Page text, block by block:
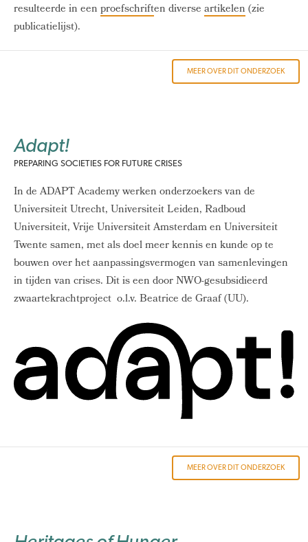
resulteerde in eenproefschriften diverseartikelen(zie
publicatielijst).
MEER OVER DIT ONDERZOEK
Adapt!
PREPARING SOCIETIES FOR FUTURE CRISES
In de ADAPT Academy werken onderzoekers van de
Universiteit Utrecht, Universiteit Leiden, Radboud
Universiteit, Vrije Universiteit Amsterdam en Universiteit
Twente samen, met als doel meer kennis en kunde op te
bouwen over het aanpassingsvermogen van samenlevingen
in tijden van crises. Dit is een door NWO-gesubsidieerd
zwaartekrachtproject o.l.v. Beatrice de Graaf (UU).
MEER OVER DIT ONDERZOEK